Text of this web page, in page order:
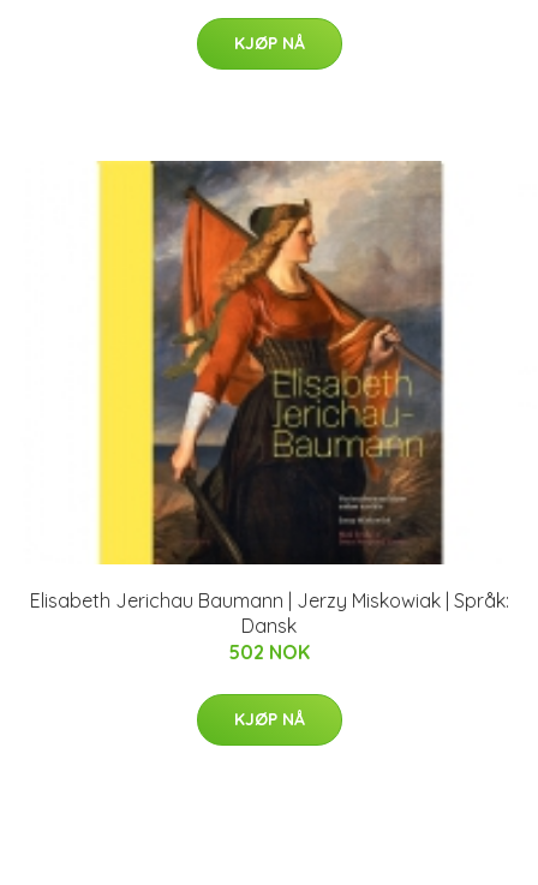
KJØP NÅ
Elisabeth Jerichau Baumann | Jerzy Miskowiak | Språk:
Dansk
502 NOK
KJØP NÅ